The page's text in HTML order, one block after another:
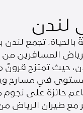
لندن
بالحياة، تجمع
المسافرين من
حيث تمتزج
في مسارح
حائزة على
مع طيران